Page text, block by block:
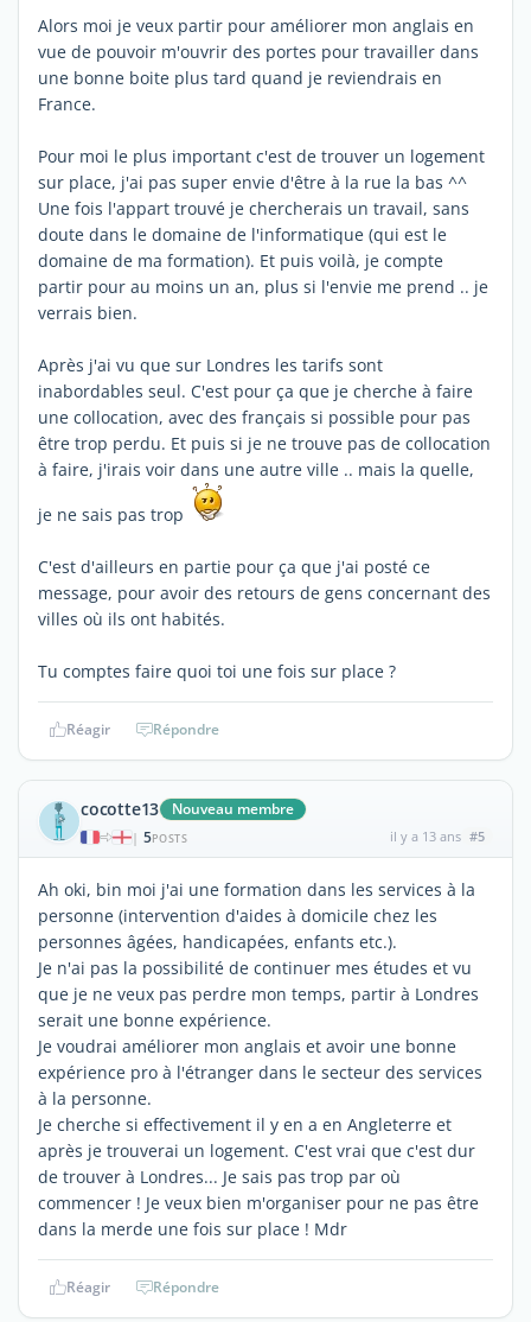
Alors moi je veux partir pour améliorer mon anglais en
vue de pouvoir m'ouvrir des portes pour travailler dans
une bonne boite plus tard quand je reviendrais en
France.
Pour moi le plus important c'est de trouver un logement
sur place, j'ai pas super envie d'être à la rue la bas ^^
Une fois l'appart trouvé je chercherais un travail, sans
doute dans le domaine de l'informatique (qui est le
domaine de ma formation). Et puis voilà, je compte
partir pour au moins un an, plus si l'envie me prend .. je
verrais bien.
Après j'ai vu que sur Londres les tarifs sont
inabordables seul. C'est pour ça que je cherche à faire
une collocation, avec des français si possible pour pas
être trop perdu. Et puis si je ne trouve pas de collocation
à faire, j'irais voir dans une autre ville .. mais la quelle,
je ne sais pas trop
C'est d'ailleurs en partie pour ça que j'ai posté ce
message, pour avoir des retours de gens concernant des
villes où ils ont habités.
Tu comptes faire quoi toi une fois sur place ?
Réagir Répondre
cocotte13 Nouveau membre
| 5POSTS il y a 13 ans #5
Ah oki, bin moi j'ai une formation dans les services à la
personne (intervention d'aides à domicile chez les
personnes âgées, handicapées, enfants etc.).
Je n'ai pas la possibilité de continuer mes études et vu
que je ne veux pas perdre mon temps, partir à Londres
serait une bonne expérience.
Je voudrai améliorer mon anglais et avoir une bonne
expérience pro à l'étranger dans le secteur des services
à la personne.
Je cherche si effectivement il y en a en Angleterre et
après je trouverai un logement. C'est vrai que c'est dur
de trouver à Londres... Je sais pas trop par où
commencer ! Je veux bien m'organiser pour ne pas être
dans la merde une fois sur place ! Mdr
Réagir Répondre